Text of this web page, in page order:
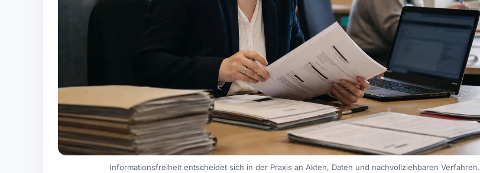
Informationsfreiheit entscheidet sich in der Praxis an Akten, Daten und nachvollziehbaren Verfahren.